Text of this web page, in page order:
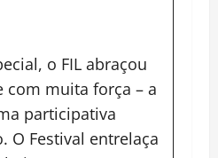
o FIL abraçou
com muita força – a
participativa
O Festival entrelaça